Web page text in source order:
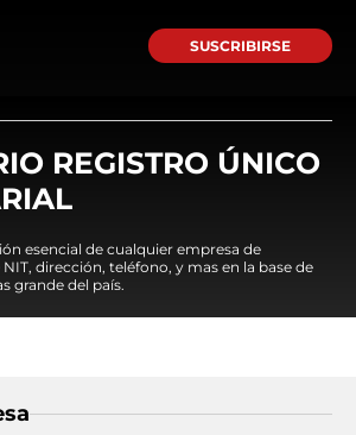
SUSCRIBIRSE
REGISTRO ÚNICO
esencial de cualquier empresa de
dirección, teléfono, y mas en la base de
grande del país.